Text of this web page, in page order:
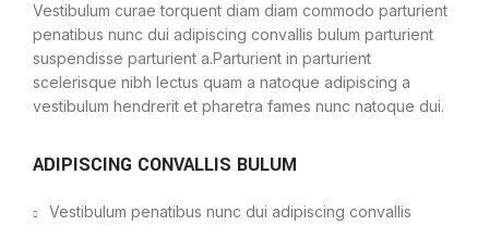
Vestibulum curae torquent diam diam commodo parturient
penatibus nunc dui adipiscing convallis bulum parturient
suspendisse parturient a.Parturient in parturient
scelerisque nibh lectus quam a natoque adipiscing a
vestibulum hendrerit et pharetra fames nunc natoque dui.
ADIPISCING CONVALLIS BULUM
Vestibulum penatibus nunc dui adipiscing convallis